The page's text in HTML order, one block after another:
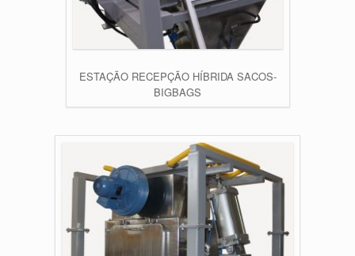
ESTAÇÃO RECEPÇÃO HÍBRIDA SACOS-
BIGBAGS